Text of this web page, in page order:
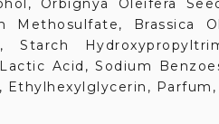
Orbignya Oleifera
Methosulfate, Brassica
Starch
Acid, Sodium